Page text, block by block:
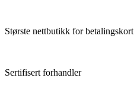
Største nettbutikk for betalingskort
Sertifisert forhandler